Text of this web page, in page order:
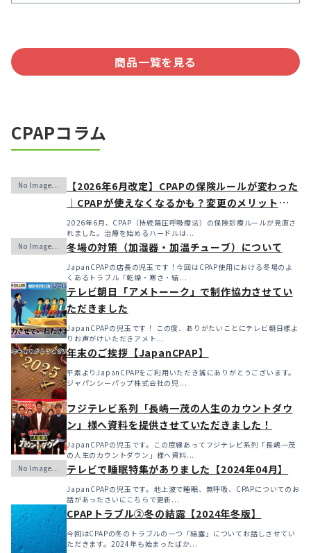
商品一覧を見る
CPAPコラム
【2026年6月改定】CPAPの保険ルールが変わった
｜CPAPが使えなくなるかも？変更のメリット・デ
メリットと「購入」という選択肢
2026年6月、CPAP（持続陽圧呼吸療法）の保険診療ルールが見直さ
れました。治療を始めるハードルは...
冬場の対策（加湿器・加温チューブ）について
JapanCPAPの店長の児玉です！今回はCPAP使用における冬場のよ
くあるトラブル「乾燥・寒さ・結...
テレビ朝日「アメトーーク」で制作協力させてい
ただきました
JapanCPAPの児玉です！ この度、ありがたいことにテレビ朝日様よ
りお声がけいただきアメト...
年末のご挨拶【JapanCPAP】
平素よりJapanCPAPをご利用いただき誠にありがとうございます。
ジャパンシーパップ株式会社の児...
フジテレビ系列「長嶋一茂の人生のカウントダウ
ン」様へ資料を提供させていただきました！
JapanCPAPの児玉です。この度縁あってフジテレビ系列「長嶋一茂
の人生のカウントダウン」様へ資料...
テレビで睡眠特集がありました【2024年04月】
JapanCPAPの児玉です。地上波で睡眠、無呼吸、CPAPについてのお
話があったさいにこちらで更新...
CPAPトラブル②冬の結露【2024年冬版】
今回はCPAPの冬のトラブルの一つ「結露」についてお話しさせてい
ただきます。2024年も始まったばか...